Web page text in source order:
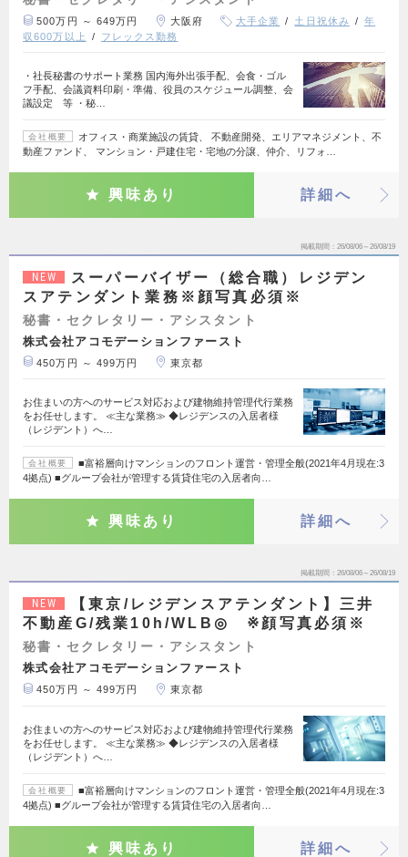
500万円 ～ 649万円 大阪府 大手企業 土日祝休み
年
収600万以上
フレックス勤務
・社長秘書のサポート業務 国内海外出張手配、会食・ゴル
フ手配、会議資料印刷・準備、役員のスケジュール調整、会
議設定 等 ・秘…
会社概要
オフィス・商業施設の賃貸、 不動産開発、エリアマネジメント、不
動産ファンド、 マンション・戸建住宅・宅地の分譲、仲介、リフォ…
興味あり 詳細へ
掲載期間 26/08/06～26/08/19
NEW
スーパーバイザー（総合職）レジデン
スアテンダント業務※顔写真必須※
秘書・セクレタリー・アシスタント
株式会社アコモデーションファースト
450万円 ～ 499万円 東京都
お住まいの方へのサービス対応および建物維持管理代行業務
をお任せします。 ≪主な業務≫ ◆レジデンスの入居者様
（レジデント）へ…
会社概要
■富裕層向けマンションのフロント運営・管理全般(2021年4月現在:3
4拠点) ■グループ会社が管理する賃貸住宅の入居者向…
興味あり 詳細へ
掲載期間 26/08/06～26/08/19
NEW
【東京/レジデンスアテンダント】三井
不動産G/残業10h/WLB◎ ※顔写真必須※
秘書・セクレタリー・アシスタント
株式会社アコモデーションファースト
450万円 ～ 499万円 東京都
お住まいの方へのサービス対応および建物維持管理代行業務
をお任せします。 ≪主な業務≫ ◆レジデンスの入居者様
（レジデント）へ…
会社概要
■富裕層向けマンションのフロント運営・管理全般(2021年4月現在:3
4拠点) ■グループ会社が管理する賃貸住宅の入居者向…
興味あり 詳細へ